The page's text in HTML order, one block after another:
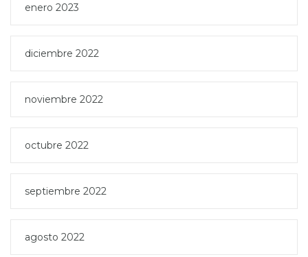
enero 2023
diciembre 2022
noviembre 2022
octubre 2022
septiembre 2022
agosto 2022